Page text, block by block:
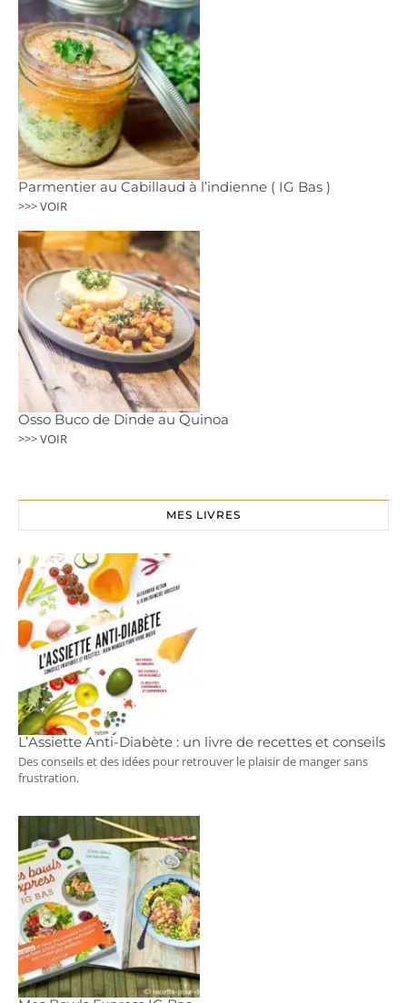
Parmentier au Cabillaud à l’indienne ( IG Bas )
>>> VOIR
Osso Buco de Dinde au Quinoa
>>> VOIR
MES LIVRES
L’Assiette Anti-Diabète : un livre de recettes et conseils
Des conseils et des idées pour retrouver le plaisir de manger sans
frustration.